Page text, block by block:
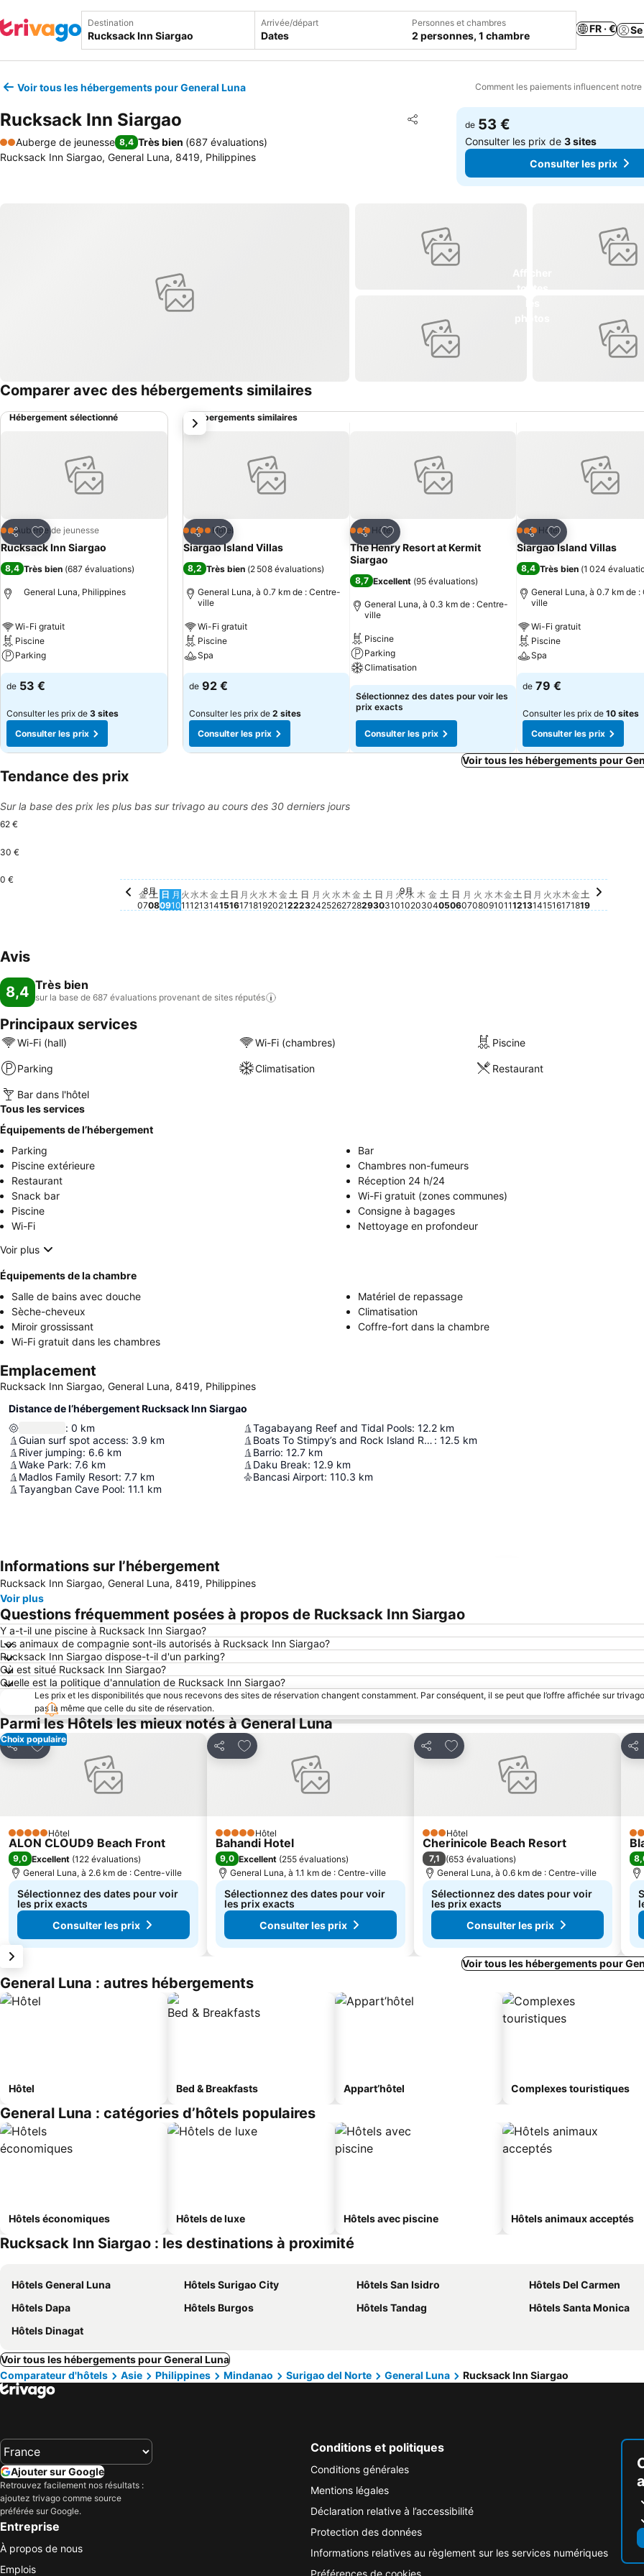
Destination Arrivée/départ
Dates
Personnes et chambres
2 personnes, 1 chambre
FR · €
Voir tous les hébergements pour General Luna Comment les paiements influencent
Rucksack Inn Siargao Partager
Ajouter à mes favoris
2 Étoiles
Auberge de jeunesse 8,4 Très bien (687 évaluations)
Rucksack Inn Siargao, General Luna, 8419, Philippines
de 53 €
Consulter les prix de3 sites
Consulter les prix
Comparer avec des hébergements similaires
Hébergement sélectionné
Partager
Ajouter à mes favoris
2 Étoiles
Auberge de jeunesse
Rucksack Inn Siargao
8,4 Très bien (687 évaluations)
General Luna, Philippines
Wi-Fi gratuit
Piscine
Parking
de 53 €
Consulter les prix de 3 sites
Consulter les prix
Hébergements similaires
Partager
Ajouter à mes favoris
4 ÉtoilesHôtel
Siargao Island Villas
8,2 Très bien (2 508 évaluations)
General Luna, à 0.7 km de : Centre-
ville
Wi-Fi gratuit
Piscine
Spa
de 92 €
Consulter les prix de 2 sites
Consulter les prix
Partager
Ajouter à mes favoris
3 ÉtoilesHôtel
The Henry Resort at Kermit
Siargao
8,7 Excellent (95 évaluations)
General Luna, à 0.3 km de : Centre-
ville
Piscine
Parking
Climatisation
Sélectionnez des dates pour voir les
prix exacts
Consulter les prix
Partager
Ajouter à mes
3 ÉtoilesHôtel
Siargao Island Villas
8,4 Très bien (1 024
General Luna, à 0.7 km de :
ville
Wi-Fi gratuit
Piscine
Spa
de 79 €
Consulter les prix de 10 sites
Consulter les prix
suivant
Voir tous les hébergements pour
Tendance des prix
Sur la base des prix les plus bas sur trivago au cours des 30 derniers jours
62 €
30 €
0 €
金, 8月 07
Aucun prix disponible à cette date
8月
金
07
土
08
日
09
月
10
火
11
水, 8月 12
Aucun prix disponible à cette date
水
12
木, 8月 13
Aucun prix disponible à cette date
木
13
金, 8月 14
Aucun prix disponible à cette date
金
14
土
15
日, 8月 16
Aucun prix disponible à cette date
日
16
月, 8月 17
Aucun prix disponible à cette date
月
17
火, 8月 18
Aucun prix disponible à cette date
火
18
水
19
木, 8月 20
Aucun prix disponible à cette date
木
20
金, 8月 21
Aucun prix disponible à cette date
金
21
土
22
日, 8月 23
Aucun prix disponible à cette date
日
23
月, 8月 24
Aucun prix disponible à cette date
月
24
火
25
水, 8月 26
Aucun prix disponible à cette date
水
26
木, 8月 27
Aucun prix disponible à cette date
木
27
金, 8月 28
Aucun prix disponible à cette date
金
28
土
29
日
30
月, 8月 31
Aucun prix disponible à cette date
月
31
火, 9月 01
Aucun prix disponible à cette date
9月
火
01
水, 9月 02
Aucun prix disponible à cette date
水
02
木, 9月 03
Aucun prix disponible à cette date
木
03
金, 9月 04
Aucun prix disponible à cette date
金
04
土, 9月 05
Aucun prix disponible à cette date
土
05
日, 9月 06
Aucun prix disponible à cette date
日
06
月, 9月 07
Aucun prix disponible à cette
月
07
火, 9月 08
Aucun prix disponible à cette
火
08
水, 9月 09
Aucun prix disponible à
水
09
木, 9月 10
Aucun prix disponible à
木
10
金, 9月 11
Aucun prix disponible à
金
11
土, 9月 12
Aucun prix disponible
土
12
日, 9月 13
Aucun prix
日
13
月, 9月 14
Aucun prix
月
14
火, 9月 15
Aucun prix
火
15
水, 9月 16
Aucun prix
水
16
木, 9月 17
Aucun prix
木
17
金, 9月 18
Aucun prix
金
18
土, 9月 19
Aucun
土
19
Avis
8,4 Très bien
sur la base de 687 évaluations provenant de sites réputés
Principaux services
Wi-Fi (hall) Wi-Fi (chambres) Piscine
Parking Climatisation Restaurant
Bar dans l'hôtel
Tous les services
Équipements de l’hébergement
Parking
Bar
Piscine extérieure
Chambres non-fumeurs
Restaurant
Réception 24 h/24
Snack bar
Wi-Fi gratuit (zones communes)
Piscine
Consigne à bagages
Wi-Fi
Nettoyage en profondeur
Voir plus
Équipements de la chambre
Salle de bains avec douche
Matériel de repassage
Sèche-cheveux
Climatisation
Miroir grossissant
Coffre-fort dans la chambre
Wi-Fi gratuit dans les chambres
Emplacement
Rucksack Inn Siargao, General Luna, 8419, Philippines
Distance de l’hébergement Rucksack Inn Siargao
: 0 km
Guian surf spot access: 3.9 km
River jumping: 6.6 km
Wake Park: 7.6 km
Madlos Family Resort: 7.7 km
Tayangban Cave Pool: 11.1 km
Tagabayang Reef and Tidal Pools: 12.2 km
Boats To Stimpy’s and Rock Island Reef Break : 12.5 km
Barrio: 12.7 km
Daku Break: 12.9 km
Bancasi Airport: 110.3 km
Informations sur l’hébergement
Rucksack Inn Siargao, General Luna, 8419, Philippines
Voir plus
Questions fréquemment posées à propos de Rucksack Inn Siargao
Y a-t-il une piscine à Rucksack Inn Siargao?
Les animaux de compagnie sont-ils autorisés à Rucksack Inn Siargao?
Rucksack Inn Siargao dispose-t-il d'un parking?
Où est situé Rucksack Inn Siargao?
Quelle est la politique d'annulation de Rucksack Inn Siargao?
Les prix et les disponibilités que nous recevons des sites de réservation changent constamment. Par conséquent, il se peut que l’offre affichée sur
pas la même que celle du site de réservation.
Parmi les Hôtels les mieux notés à General Luna
Choix populaire
Partager
Ajouter à mes favoris
5 ÉtoilesHôtel
ALON CLOUD9 Beach Front
9,0 Excellent (122 évaluations)
General Luna, à 2.6 km de : Centre-ville
Sélectionnez des dates pour voir
les prix exacts
Consulter les prix
Partager
Ajouter à mes favoris
5 ÉtoilesHôtel
Bahandi Hotel
9,0 Excellent (255 évaluations)
General Luna, à 1.1 km de : Centre-ville
Sélectionnez des dates pour voir
les prix exacts
Consulter les prix
Partager
Ajouter à mes favoris
3 Étoiles
Hôtel
Cherinicole Beach Resort
7,1 (653 évaluations)
General Luna, à 0.6 km de : Centre-ville
Sélectionnez des dates pour voir
les prix exacts
Consulter les prix
3
Voir tous les hébergements pour
General Luna : autres hébergements
Hôtel Bed & Breakfasts Appart’hôtel Complexes touristiques
General Luna : catégories d’hôtels populaires
Hôtels économiques Hôtels de luxe Hôtels avec piscine Hôtels animaux acceptés
Rucksack Inn Siargao : les destinations à proximité
Hôtels General Luna Hôtels Surigao City Hôtels San Isidro
Hôtels Del Carmen
Hôtels Dapa
Hôtels Burgos Hôtels Tandag
Hôtels Santa Monica
Hôtels Dinagat
Voir tous les hébergements pour General Luna
Comparateur d'hôtels
Asie Philippines Mindanao Surigao del Norte General Luna Rucksack Inn Siargao
Ajouter sur Google
Retrouvez facilement nos résultats :
ajoutez trivago comme source
préférée sur Google.
Entreprise
À propos de nous
Emplois
Conditions et politiques
Conditions générales
Mentions légales
Déclaration relative à l’accessibilité
Protection des données
Informations relatives au règlement sur les services numériques
Préférences de cookies